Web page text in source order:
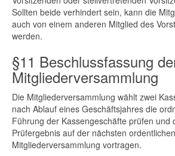
Sollten beide verhindert sein, kann die
auch von einem anderen Mitglied des
werden.
§11 Beschlussfassung
Mitgliederversammlung
Die Mitgliederversammlung wählt zwei
nach Ablauf eines Geschäftsjahres die
Führung der Kassengeschäfte prüfen und
Prüfergebnis auf der nächsten ordentlichen
Mitgliederversammlung vortragen.